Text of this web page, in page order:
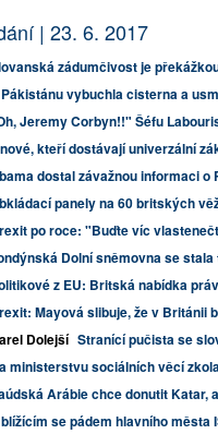
| 23. 6. 2017
zádumčivost je
vybuchla cisterna a
Jeremy Corbyn!!" Šéfu
kteří dostávají univerzální
dostal závažnou informaci
panely na 60 britských
po roce: "Buďte víc
Dolní sněmovna se
z EU: Britská nabídka
Mayová slibuje, že v Británii
Dolejší Stranící pučista se
ministerstvu sociálních věcí
Arábie chce donutit Katar,
se pádem hlavního města